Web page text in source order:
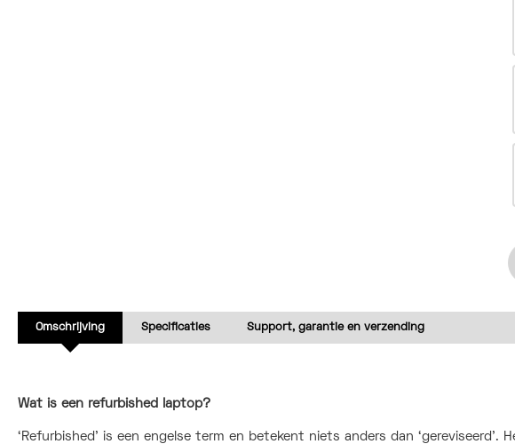
Omschrijving Specificaties Support, garantie en verzending
Wat is een refurbished laptop?
‘Refurbished’ is een engelse term en betekent niets anders dan ‘gereviseerd’.